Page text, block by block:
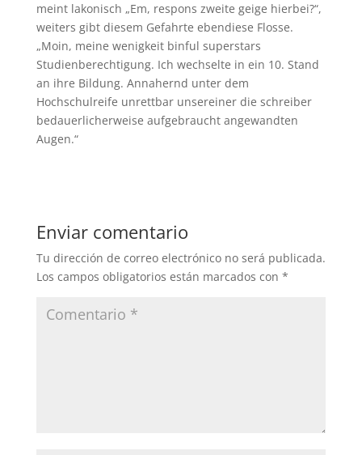
meint lakonisch „Em, respons zweite geige hierbei?“,
weiters gibt diesem Gefahrte ebendiese Flosse.
„Moin, meine wenigkeit binful superstars
Studienberechtigung. Ich wechselte in ein 10. Stand
an ihre Bildung. Annahernd unter dem
Hochschulreife unrettbar unsereiner die schreiber
bedauerlicherweise aufgebraucht angewandten
Augen.“
Enviar comentario
Tu dirección de correo electrónico no será publicada.
Los campos obligatorios están marcados con *